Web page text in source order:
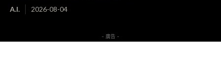
A.I. 2026-08-04
- 廣告 -